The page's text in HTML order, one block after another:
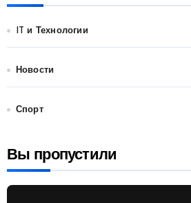
IT и Технологии
Новости
Спорт
Вы пропустили